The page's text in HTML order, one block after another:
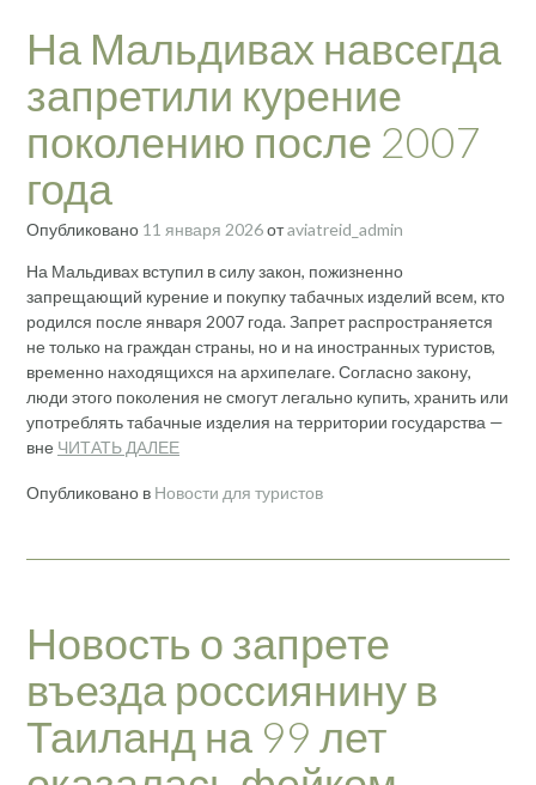
На Мальдивах навсегда
запретили курение
поколению после 2007
года
Опубликовано 11 января 2026отaviatreid_admin
На Мальдивах вступил в силу закон, пожизненно
запрещающий курение и покупку табачных изделий всем, кто
родился после января 2007 года. Запрет распространяется
не только на граждан страны, но и на иностранных туристов,
временно находящихся на архипелаге. Согласно закону,
люди этого поколения не смогут легально купить, хранить или
употреблять табачные изделия на территории государства —
вне ЧИТАТЬ ДАЛЕЕ
Опубликовано в Новости для туристов
Новость о запрете
въезда россиянину в
Таиланд на 99 лет